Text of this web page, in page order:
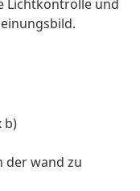
Lichtkontrolle und
b)
der wand zu